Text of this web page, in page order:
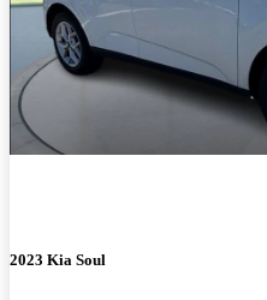
2023 Kia Soul